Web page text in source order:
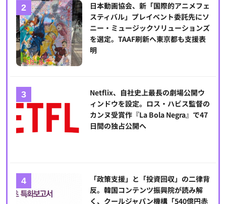
日本動画協会、新「国際的アニメフェ
スティバル」プレイベント委託先にソ
ニー・ミュージックソリューションズ
を選定。TAAF刷新へ東京都も支援表
明
Netflix、自社史上最長の劇場公開ウ
ィンドウを設定。ロス・ハビス監督の
カンヌ受賞作『La Bola Negra』で47
日間の独占公開へ
「政策支援」と「投資回収」の二律背
反。韓国コンテンツ振興院が読み解
く、クールジャパン機構「540億円赤